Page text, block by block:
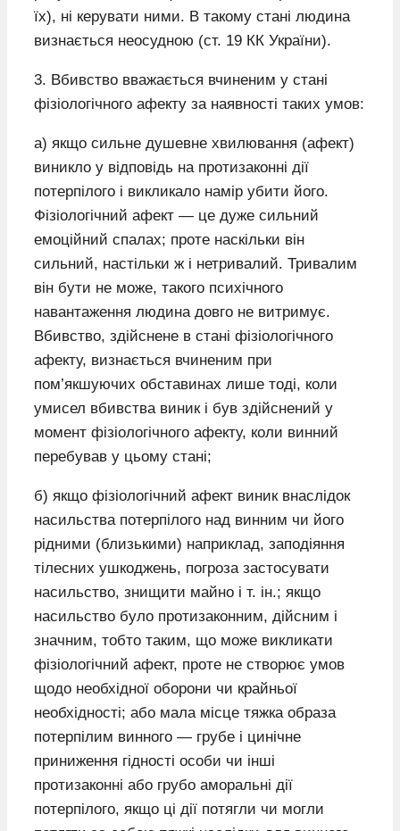
їх), ні керувати ними. В такому стані людина
визнається неосудною (ст. 19 КК України).
3. Вбивство вважається вчиненим у стані
фізіологічного афекту за наявності таких умов:
а) якщо сильне душевне хвилювання (афект)
виникло у відповідь на протизаконні дії
потерпілого і викликало намір убити його.
Фізіологічний афект — це дуже сильний
емоційний спалах; проте наскільки він
сильний, настільки ж і нетривалий. Тривалим
він бути не може, такого психічного
навантаження людина довго не витримує.
Вбивство, здійснене в стані фізіологічного
афекту, визнається вчиненим при
пом’якшуючих обставинах лише тоді, коли
умисел вбивства виник і був здійснений у
момент фізіологічного афекту, коли винний
перебував у цьому стані;
б) якщо фізіологічний афект виник внаслідок
насильства потерпілого над винним чи його
рідними (близькими) наприклад, заподіяння
тілесних ушкоджень, погроза застосувати
насильство, знищити майно і т. ін.; якщо
насильство було протизаконним, дійсним і
значним, тобто таким, що може викликати
фізіологічний афект, проте не створює умов
щодо необхідної оборони чи крайньої
необхідності; або мала місце тяжка образа
потерпілим винного — грубе і цинічне
приниження гідності особи чи інші
протизаконні або грубо аморальні дії
потерпілого, якщо ці дії потягли чи могли